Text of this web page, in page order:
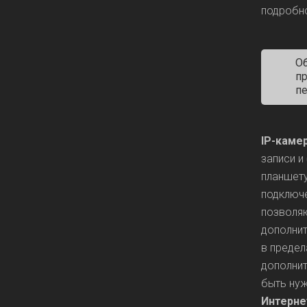
IP-
записи
в
быть